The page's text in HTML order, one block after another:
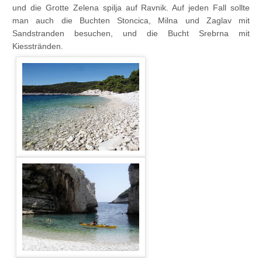
und die Grotte Zelena spilja auf Ravnik. Auf jeden Fall sollte
man auch die Buchten Stoncica, Milna und Zaglav mit
Sandstranden besuchen, und die Bucht Srebrna mit
Kiesstränden.